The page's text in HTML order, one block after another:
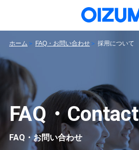
ホーム FAQ・お問い合わせ 採用について
FAQ・Contact
FAQ・お問い合わせ